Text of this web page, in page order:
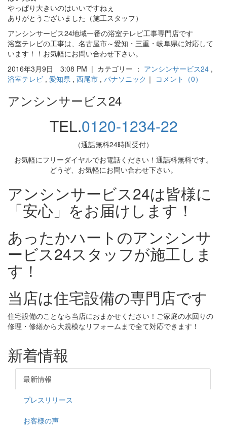
やっぱり大きいのはいいですねぇ
ありがとうございました（施工スタッフ）
アンシンサービス24地域一番の浴室テレビ工事専門店です
浴室テレビの工事は、名古屋市～愛知・三重・岐阜県に対応して
います！！お気軽にお問い合わせ下さい。
2016年3月9日 3:08 PM | カテゴリー ： アンシンサービス24 ,
浴室テレビ , 愛知県 , 西尾市 , パナソニック ｜ コメント（0）
アンシンサービス24
TEL.0120-1234-22
（通話無料24時間受付）
お気軽にフリーダイヤルでお電話ください！通話料無料です。
どうぞ、お気軽にお問い合わせ下さい。
アンシンサービス24は皆様に
「安心」をお届けします！
あったかハートのアンシンサ
ービス24スタッフが施工しま
す！
当店は住宅設備の専門店です
住宅設備のことなら当店におまかせください！ご家庭の水回りの
修理・修繕から大規模なリフォームまで全て対応できます！
新着情報
最新情報
プレスリリース
お客様の声